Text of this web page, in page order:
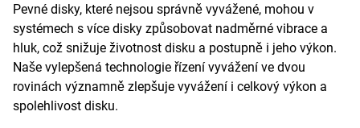
Pevné disky, které nejsou správně vyvážené, mohou v
systémech s více disky způsobovat nadměrné vibrace a
hluk, což snižuje životnost disku a postupně i jeho výkon.
Naše vylepšená technologie řízení vyvážení ve dvou
rovinách významně zlepšuje vyvážení i celkový výkon a
spolehlivost disku.